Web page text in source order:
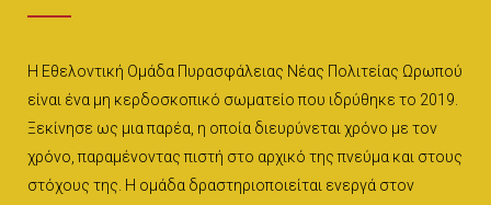
Η Εθελοντική Ομάδα Πυρασφάλειας Νέας Πολιτείας Ωρωπού
είναι ένα μη κερδοσκοπικό σωματείο που ιδρύθηκε το 2019.
Ξεκίνησε ως μια παρέα, η οποία διευρύνεται χρόνο με τον
χρόνο, παραμένοντας πιστή στο αρχικό της πνεύμα και στους
στόχους της. Η ομάδα δραστηριοποιείται ενεργά στον